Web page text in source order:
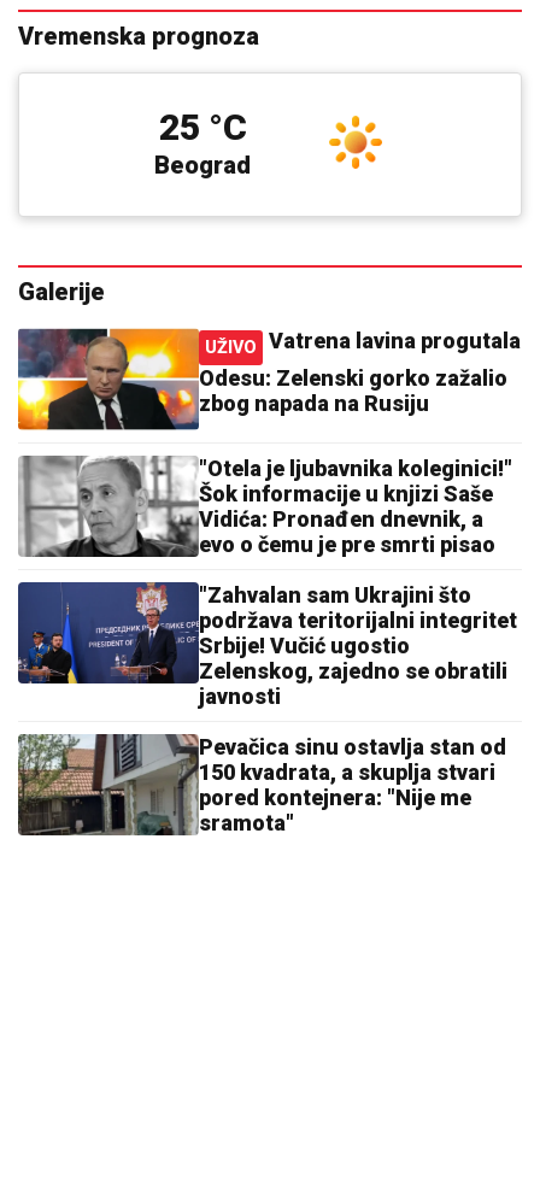
Vremenska prognoza
Beograd
25 °C
Galerije
UŽIVO
Vatrena lavina progutala
Odesu: Zelenski gorko zažalio
zbog napada na Rusiju
"Otela je ljubavnika koleginici!"
Šok informacije u knjizi Saše
Vidića: Pronađen dnevnik, a
evo o čemu je pre smrti pisao
"Zahvalan sam Ukrajini što
podržava teritorijalni integritet
Srbije! Vučić ugostio
Zelenskog, zajedno se obratili
javnosti
Pevačica sinu ostavlja stan od
150 kvadrata, a skuplja stvari
pored kontejnera: "Nije me
sramota"